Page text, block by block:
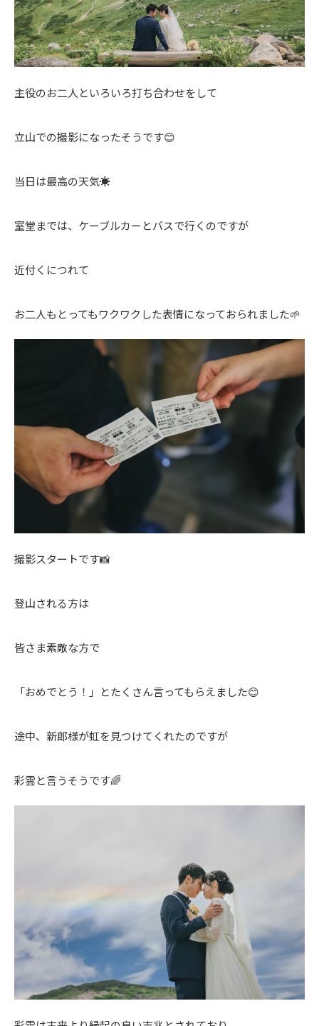
主役のお二人といろいろ打ち合わせをして
立山での撮影になったそうです😊
当日は最高の天気☀️
室堂までは、ケーブルカーとバスで行くのですが
近付くにつれて
お二人もとってもワクワクした表情になっておられました🌱
撮影スタートです📸
登山される方は
皆さま素敵な方で
「おめでとう！」とたくさん言ってもらえました😊
途中、新郎様が虹を見つけてくれたのですが
彩雲と言うそうです🌈